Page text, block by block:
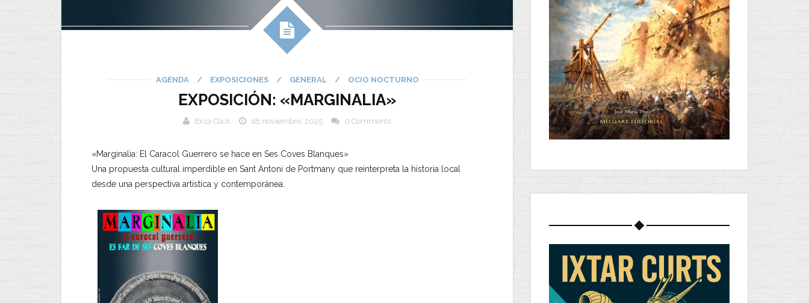
AGENDA / EXPOSICIONES / GENERAL / OCIO NOCTURNO
EXPOSICIÓN: «MARGINALIA»
Ibiza Click 18 noviembre, 2025 0 Comments
«Marginalia: El Caracol Guerrero se hace en Ses Coves Blanques»
Una propuesta cultural imperdible en Sant Antoni de Portmany que reinterpreta la historia local
desde una perspectiva artística y contemporánea.